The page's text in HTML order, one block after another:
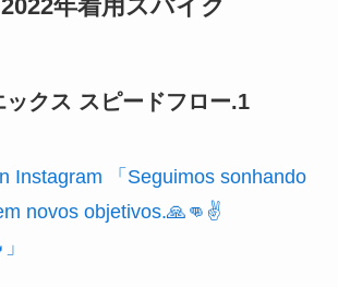
年着用スパイク
ックス スピードフロー.1
Instagram 「Seguimos sonhando
novos objetivos.🙏👊✌️